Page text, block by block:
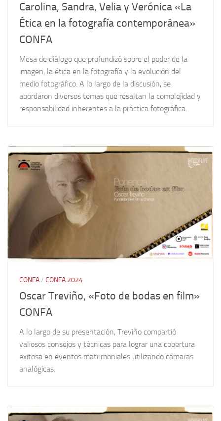
Carolina, Sandra, Velia y Verónica «La
Ética en la fotografía contemporánea»
CONFA
Mesa de diálogo que profundizó sobre el poder de la
imagen, la ética en la fotografía y la evolución del
medio fotográfico. A lo largo de la discusión, se
abordaron diversos temas que resaltan la complejidad y
responsabilidad inherentes a la práctica fotográfica.
CONFA/ CONFA 2024
Oscar Treviño, «Foto de bodas en film»
CONFA
A lo largo de su presentación, Treviño compartió
valiosos consejos y técnicas para lograr una cobertura
exitosa en eventos matrimoniales utilizando cámaras
analógicas.